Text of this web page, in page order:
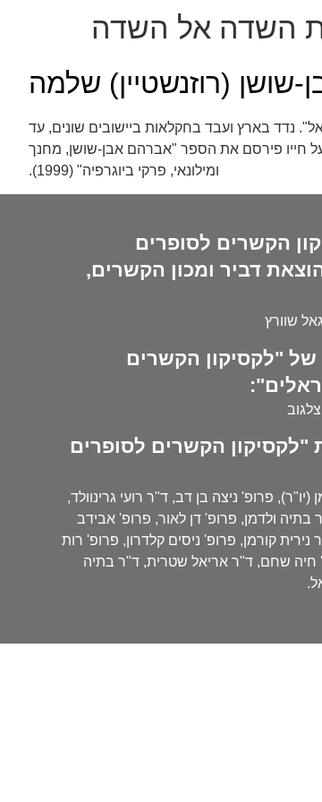
השדה אל השדה
שושן (רוזנשטיין) שלמה
עלה ארצה ב-1925, למד בבית הספר החקלאי "מקווה ישראל". נדד בארץ ועבד בחקלאות ביישובים שונים, עד
שעל חייו פירסם את הספר "אברהם אבן-שושן, מחנך
ומילונאי, פרקי ביוגרפיה" (1999).
הקשרים לסופרים
דביר ומכון הקשרים,
שוורץ
של "לקסיקון הקשרים
"לקסיקון הקשרים לסופרים
פרופ' ניצה בן דב, ד"ר רועי גרינוולד,
בתיה ולדמן, פרופ' דן לאור, פרופ' אבידב
קורמן, פרופ' ניסים קלדרון, פרופ' רות
חיה שחם, ד"ר אריאל שטרית, ד"ר בתיה